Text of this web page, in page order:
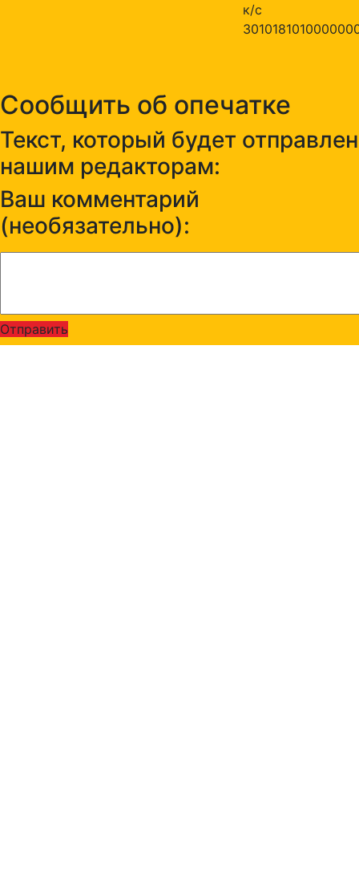
к/с
Сообщить об опечатке
Текст, который будет отправлен
нашим редакторам:
Ваш комментарий
(необязательно):
Отправить